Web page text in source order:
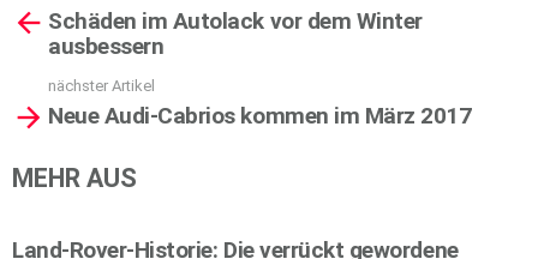
moreSchäden im Autolack vor dem Winter
ausbessern
nächster Artikel
Neue Audi-Cabrios kommen im März 2017
MEHR AUS
Land-Rover-Historie: Die verrückt gewordene